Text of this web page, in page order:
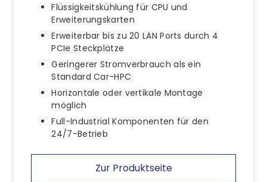
Flüssigkeitskühlung für CPU und
Erweiterungskarten
Erweiterbar bis zu 20 LAN Ports durch 4
PCIe Steckplätze
Geringerer Stromverbrauch als ein
Standard Car-HPC
Horizontale oder vertikale Montage
möglich
Full-Industrial Komponenten für den
24/7-Betrieb
Zur Produktseite